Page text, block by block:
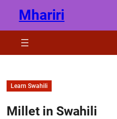
content
Mhariri
Learn Swahili
Millet in Swahili